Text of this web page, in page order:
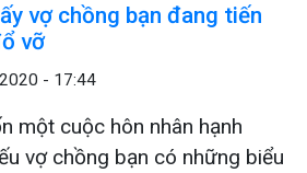
vợ chồng bạn đang tiến
vỡ
- 17:44
một cuộc hôn nhân hạnh
vợ chồng bạn có những biểu